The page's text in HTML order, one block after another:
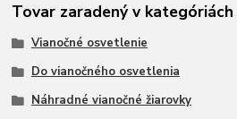
Tovar zaradený v kategóriách
Vianočné osvetlenie
Do vianočného osvetlenia
Náhradné vianočné žiarovky